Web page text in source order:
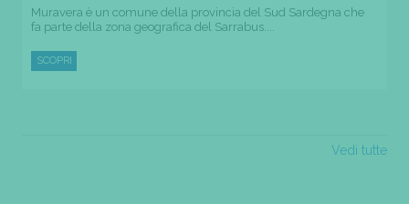
Muravera è un comune della provincia del Sud Sardegna che
fa parte della zona geografica del Sarrabus....
SCOPRI
Vedi tutte